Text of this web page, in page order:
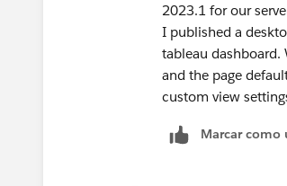
2023.1 for our
I published a
tableau dashboard.
and the page
custom view
Marcar como